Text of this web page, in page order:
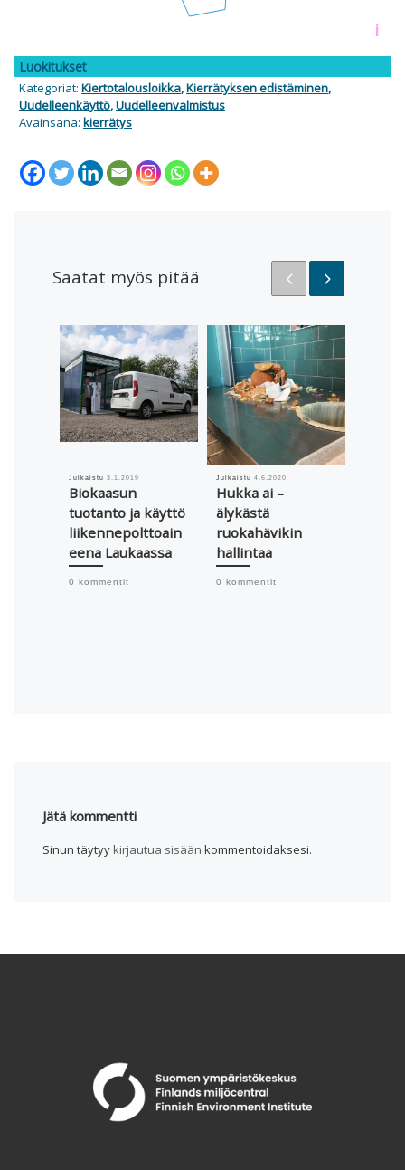
Saatat myös pitää
Julkaistu3.1.2019
Biokaasun
tuotanto ja käyttö
liikennepolttoain
eena Laukaassa
0 kommentit
Julkaistu4.6.2020
Hukka ai –
älykästä
ruokahävikin
hallintaa
0 kommentit
Jätä kommentti
Sinun täytyy kirjautua sisään kommentoidaksesi.
i
Luokitukset
Kategoriat: Kiertotalousloikka,Kierrätyksen edistäminen,
Uudelleenkäyttö,Uudelleenvalmistus
Avainsana: kierrätys